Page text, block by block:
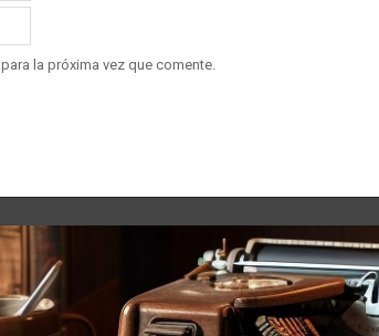
la próxima vez que comente.